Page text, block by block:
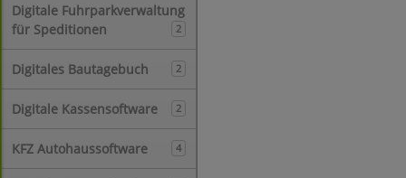
Digitale Fuhrparkverwaltung
für Speditionen
2
Digitales Bautagebuch 2
Digitale Kassensoftware 2
KFZ Autohaussoftware 4